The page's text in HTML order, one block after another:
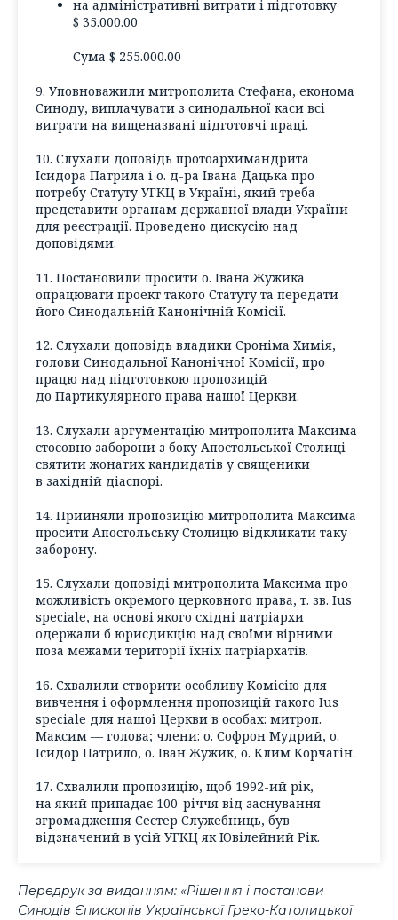
на адміністративні витрати і підготовку
$ 35.000.00
Сума $ 255.000.00
9. Уповноважили митрополита Стефана, економа
Синоду, виплачувати з синодальної каси всі
витрати на вищеназвані підготовчі праці.
10. Слухали доповідь протоархимандрита
Ісидора Патрила і о. д-ра Івана Дацька про
потребу Статуту УГКЦ в Україні, який треба
представити органам державної влади України
для реєстрації. Проведено дискусію над
доповідями.
11. Постановили просити о. Івана Жужика
опрацювати проект такого Статуту та передати
його Синодальній Канонічній Комісії.
12. Слухали доповідь владики Єроніма Химія,
голови Синодальної Канонічної Комісії, про
працю над підготовкою пропозицій
до Партикулярного права нашої Церкви.
13. Слухали аргументацію митрополита Максима
стосовно заборони з боку Апостольської Столиці
святити жонатих кандидатів у священики
в західній діаспорі.
14. Прийняли пропозицію митрополита Максима
просити Апостольську Столицю відкликати таку
заборону.
15. Слухали доповіді митрополита Максима про
можливість окремого церковного права, т. зв. Ius
speciale, на основі якого східні патріархи
одержали б юрисдикцію над своїми вірними
поза межами території їхніх патріархатів.
16. Схвалили створити особливу Комісію для
вивчення і оформлення пропозицій такого Ius
speciale для нашої Церкви в особах: митроп.
Максим — голова; члени: о. Софрон Мудрий, о.
Ісидор Патрило, о. Іван Жужик, о. Клим Корчагін.
17. Схвалили пропозицію, щоб 1992-ий рік,
на який припадає 100-річчя від заснування
згромадження Сестер Служебниць, був
відзначений в усій УГКЦ як Ювілейний Рік.
Передрук за виданням: «Рішення і постанови
Синодів Єпископів Української Греко-Католицької